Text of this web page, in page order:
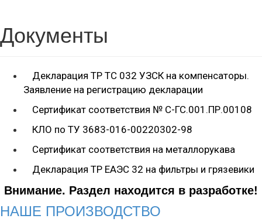
Документы
Декларация ТР ТС 032 УЗСК на компенсаторы.
Заявление на регистрацию декларации
Сертификат соответствия № С-ГС.001.ПР.00108
КЛО по ТУ 3683-016-00220302-98
Сертификат соответствия на металлорукава
Декларация ТР ЕАЭС 32 на фильтры и грязевики
Внимание. Раздел находится в разработке!
НАШЕ ПРОИЗВОДСТВО